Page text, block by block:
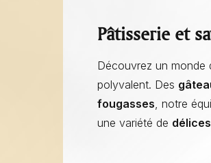
Pâtisserie et
Découvrez un monde
polyvalent. Des
fougasses , notre
une variété de